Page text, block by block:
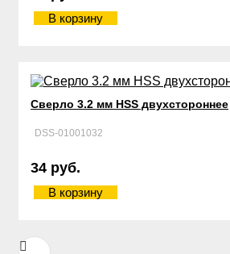
В корзину
Сверло 3.2 мм HSS двухстороннее
DSS-01001032
34 руб.
В корзину